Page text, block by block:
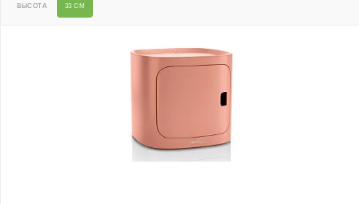
ВЫСОТА 33 СМ